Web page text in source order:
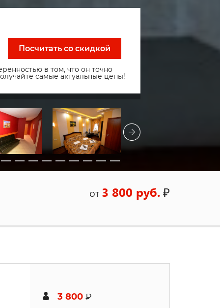
Посчитать со скидкой
в том, что он точно
самые актуальные цены!
от 3 800 руб.₽
3 800 ₽